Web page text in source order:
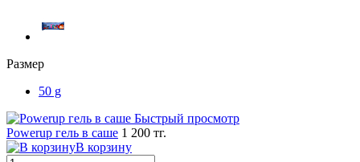
Размер
50 g
Быстрый просмотр
Powerup гель в саше 1 200 тг.
В корзину